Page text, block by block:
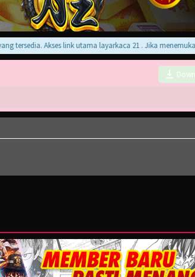
Akses link utama layarkaca 21 . Jika menemukan